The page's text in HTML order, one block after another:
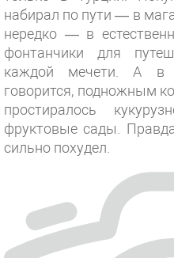
набирал по пути — в
нередко — в
фонтанчики для
каждой мечети. А в
говорится, подножным
простиралось
фруктовые сады.
сильно похудел.